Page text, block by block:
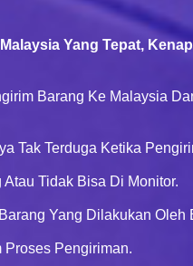
Yang Tepat,
Barang Ke Malaysia
Tak Terduga Ketika
Tidak Bisa Di Monitor.
Yang Dilakukan
Proses Pengiriman.